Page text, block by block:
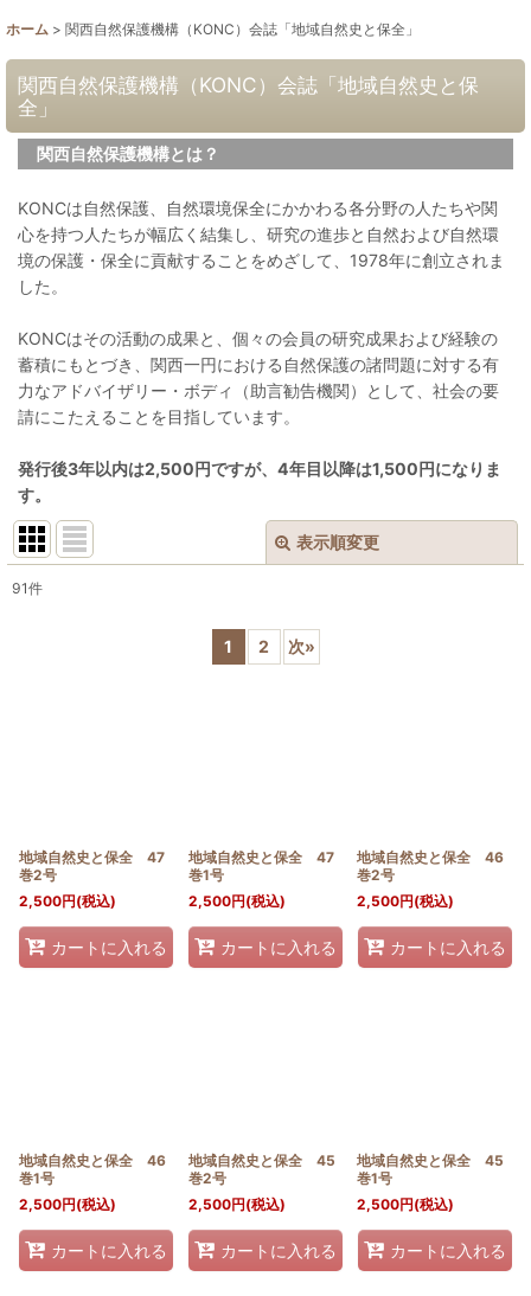
ホーム > 関西自然保護機構（KONC）会誌「地域自然史と保全」
関西自然保護機構（KONC）会誌「地域自然史と保
全」
関西自然保護機構とは？
KONCは自然保護、自然環境保全にかかわる各分野の人たちや関
心を持つ人たちが幅広く結集し、研究の進歩と自然および自然環
境の保護・保全に貢献することをめざして、1978年に創立されま
した。
KONCはその活動の成果と、個々の会員の研究成果および経験の
蓄積にもとづき、関西一円における自然保護の諸問題に対する有
力なアドバイザリー・ボディ（助言勧告機関）として、社会の要
請にこたえることを目指しています。
発行後3年以内は2,500円ですが、4年目以降は1,500円になりま
す。
表示順変更
91件
1 2 次»
地域自然史と保全 47
巻2号
2,500円(税込)
カートに入れる
地域自然史と保全 47
巻1号
2,500円(税込)
カートに入れる
地域自然史と保全 46
巻2号
2,500円(税込)
カートに入れる
地域自然史と保全 46
巻1号
2,500円(税込)
カートに入れる
地域自然史と保全 45
巻2号
2,500円(税込)
カートに入れる
地域自然史と保全 45
巻1号
2,500円(税込)
カートに入れる